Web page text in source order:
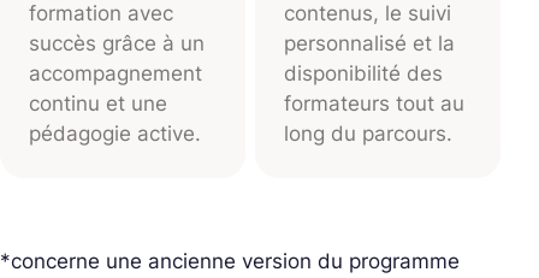
formation avec
succès grâce à un
accompagnement
continu et une
pédagogie active.
contenus, le suivi
personnalisé et la
disponibilité des
formateurs tout au
long du parcours.
*concerne une ancienne version du programme